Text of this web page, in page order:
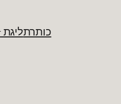
כותרתליגת Winner